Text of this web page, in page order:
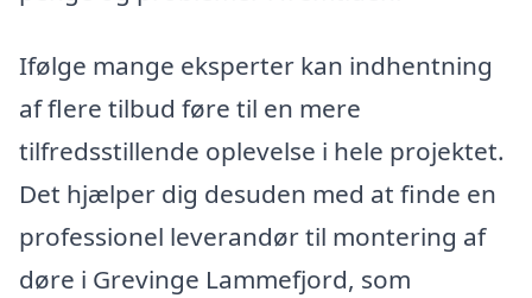
Ifølge mange eksperter kan indhentning
af flere tilbud føre til en mere
tilfredsstillende oplevelse i hele projektet.
Det hjælper dig desuden med at finde en
professionel leverandør til montering af
døre i Grevinge Lammefjord, som